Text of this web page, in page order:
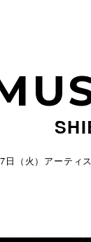
日（火）アーティ